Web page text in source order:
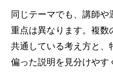
同じテーマでも、講師
重点は異なります。複数
共通している考え方と、
偏った説明を見分けやす